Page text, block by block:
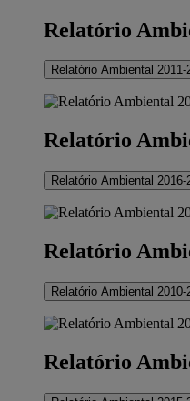
Relatório
Relatório Ambiental 2011-
Relatório
Relatório Ambiental 2016-
Relatório
Relatório Ambiental 2010-
Relatório